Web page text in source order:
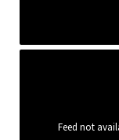
Feed not